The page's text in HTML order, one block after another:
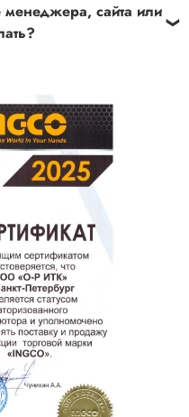
то свяжитесь с
05;
менеджера, сайта или
работе продавца
полезен другим